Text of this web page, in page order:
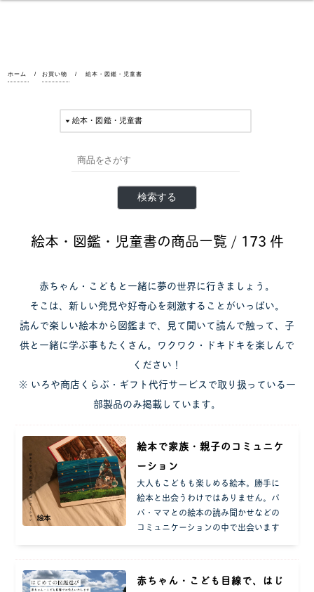
ホーム お買い物 絵本・図鑑・児童書
絵本・図鑑・児童書の商品一覧 / 173 件
赤ちゃん・こどもと一緒に夢の世界に行きましょう。
そこは、新しい発見や好奇心を刺激することがいっぱい。
読んで楽しい絵本から図鑑まで、見て聞いて読んで触って、子
供と一緒に学ぶ事もたくさん。ワクワク・ドキドキを楽しんで
ください！
※ いろや商店くらぶ・ギフト代行サービスで取り扱っている一
部製品のみ掲載しています。
絵本で家族・親子のコミュニケ
ーション
大人もこどもも楽しめる絵本。勝手に
絵本と出会うわけではありません。パ
パ・ママとの絵本の読み聞かせなどの
コミュニケーションの中で出会います
赤ちゃん・こども目線で、はじ